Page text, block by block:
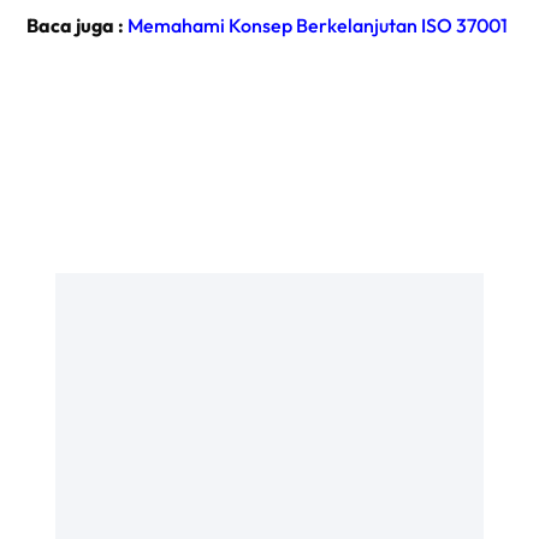
Baca juga : Memahami Konsep Berkelanjutan ISO 37001